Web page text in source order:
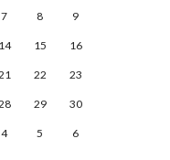
7 8 9
14 15 16
22 23
29 30
4 5 6